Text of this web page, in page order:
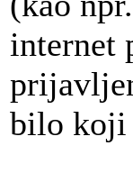
internet
bilo koji